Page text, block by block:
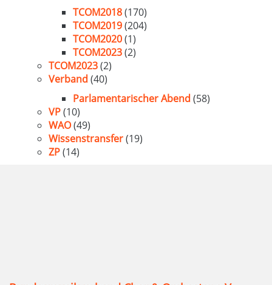
TCOM2018(170)
TCOM2019(204)
TCOM2020(1)
TCOM2023(2)
TCOM2023(2)
Verband (40)
Parlamentarischer Abend (58)
VP(10)
WAO(49)
Wissenstransfer(19)
ZP(14)